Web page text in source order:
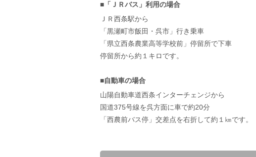
■「ＪＲバス」利用の場合
ＪＲ西条駅から
「黒瀬町市飯田・呉市」行き乗車
「県立西条農業高等学校前」停留所で下車
停留所から約１キロです。
■自動車の場合
山陽自動車道西条インターチェンジから
国道375号線を呉方面に車で約20分
「西農前バス停」交差点を右折して約１㎞です。